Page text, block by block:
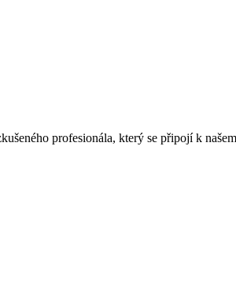
profesionála, který se připojí k